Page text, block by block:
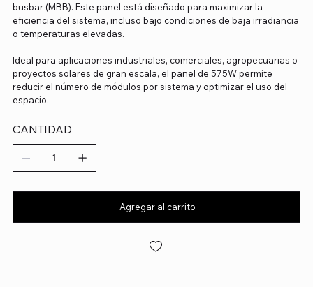
busbar (MBB). Este panel está diseñado para maximizar la
eficiencia del sistema, incluso bajo condiciones de baja irradiancia
o temperaturas elevadas.
Ideal para aplicaciones industriales, comerciales, agropecuarias o
proyectos solares de gran escala, el panel de 575W permite
reducir el número de módulos por sistema y optimizar el uso del
espacio.
CANTIDAD
Agregar al carrito